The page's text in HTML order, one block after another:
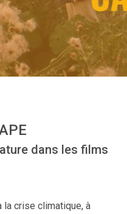
dans les films
la crise climatique, à